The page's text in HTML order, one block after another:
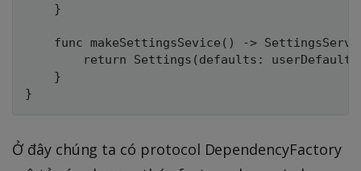
    }
func makeSettingsSevice() ->
return Settings(defaults:
    }
Ở đây chúng ta có protocol DependencyFactory